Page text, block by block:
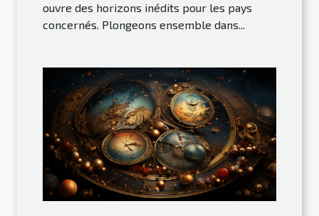
ouvre des horizons inédits pour les pays
concernés. Plongeons ensemble dans...